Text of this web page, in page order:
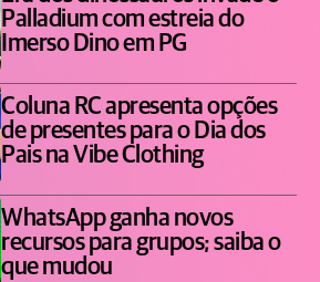
Palladium com estreia do
Imerso Dino em PG
Coluna RC apresenta opções
de presentes para o Dia dos
Pais na Vibe Clothing
WhatsApp ganha novos
recursos para grupos; saiba o
que mudou